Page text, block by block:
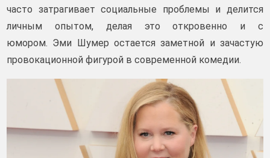
часто затрагивает социальные проблемы и делится
личным опытом, делая это откровенно и с
юмором. Эми Шумер остается заметной и зачастую
провокационной фигурой в современной комедии.